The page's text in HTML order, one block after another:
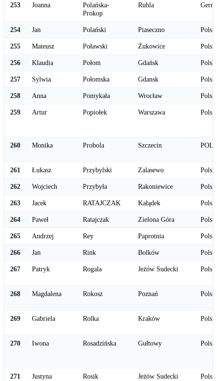
253 Joanna
Polańska-
Prokop
Ruhla
254 Jan Polański Piaseczno
255 Mateusz Poławski Żukowice
256 Klaudia Połom Gdańsk
257 Sylwia Połomska Gdansk
258 Anna Pomykała Wrocław
259 Artur Popiołek Warszawa
260 Monika Probola Szczecin
261 Łukasz Przybylski Zalasewo
262 Wojciech Przybyła Rakoniewice
263 Jacek RATAJCZAK Kałądek
264 Paweł Ratajczak Zielona Góra
265 Andrzej Rey Paprotnia
266 Jan Rink Bolków
267 Patryk Rogala Jeżów Sudecki
268 Magdalena Rokosz Poznań
269 Gabriela Rolka Kraków
270 Iwona Rosadzińska Gułtowy
271 Justyna Rosik Jeżów Sudecki